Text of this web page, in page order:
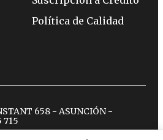
Política de Calidad
658 - ASUNCIÓN -
715